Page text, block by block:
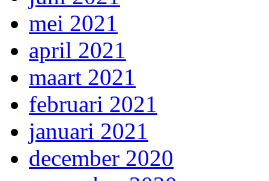
mei 2021
april 2021
maart 2021
februari 2021
januari 2021
december 2020